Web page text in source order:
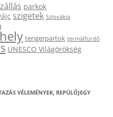
parkok
szigetek Szlovákia
tengerpartok termálfürdő
UNESCO Világörökség
VÉLEMÉNYEK, REPÜLŐJEGY